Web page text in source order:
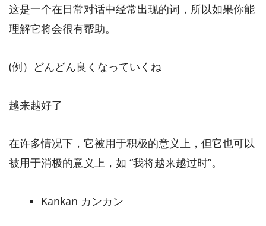
这是一个在日常对话中经常出现的词，所以如果你能
理解它将会很有帮助。
(例）どんどん良くなっていくね
越来越好了
在许多情况下，它被用于积极的意义上，但它也可以
被用于消极的意义上，如 “我将越来越过时”。
Kankan カンカン